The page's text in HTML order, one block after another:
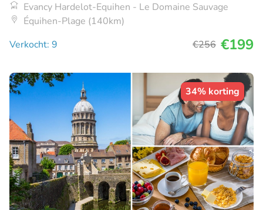
Evancy Hardelot-Equihen - Le Domaine Sauvage
Équihen-Plage (140km)
Verkocht: 9
€256 €199
34% korting